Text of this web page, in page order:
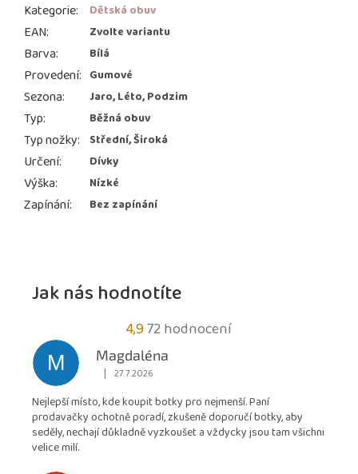
Kategorie: Dětská obuv
EAN: Zvolte variantu
Barva: Bílá
Provedení: Gumové
Sezona: Jaro, Léto, Podzim
Typ: Běžná obuv
Typ nožky: Střední, Široká
Určení: Dívky
Výška: Nízké
Zapínání: Bez zapínání
Jak nás hodnotíte
4,9Průměrné
hodnocení
obchodu
4,9
z
72 hodnocení
M
Magdaléna
Hodnocení obchodu je 5 z 5 hvězdiček.
| 27.7.2026
Nejlepší místo, kde koupit botky pro nejmenší. Paní
prodavačky ochotně poradí, zkušeně doporučí botky, aby
seděly, nechají důkladně vyzkoušet a vždycky jsou tam všichni
velice milí.